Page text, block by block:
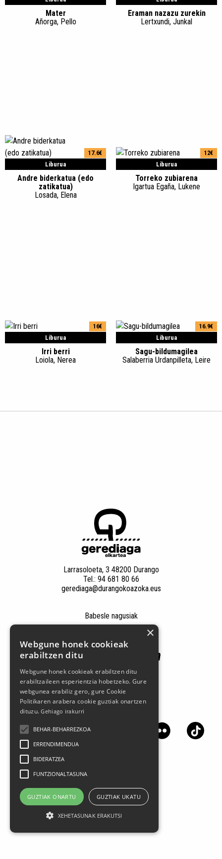
Mater
Añorga, Pello
Eraman nazazu zurekin
Lertxundi, Junkal
Liburua
17.6€
Andre biderkatua (edo
zatikatua)
Losada, Elena
Liburua
12€
Torreko zubiarena
Igartua Egaña, Lukene
Liburua
16€
Irri berri
Loiola, Nerea
Liburua
16.9€
Sagu-bildumagilea
Salaberria Urdanpilleta, Leire
Larrasoloeta, 3 48200 Durango
Tel.: 94 681 80 66
gerediaga@durangokoazoka.eus
Babesle nagusiak
Jarrai gaitzazu sare sozialetan
×
Webgune honek cookieak
erabiltzen ditu
Webgune honek cookieak erabiltzen ditu
erabiltzaileen esperientzia hobetzeko. Gure
webgunea erabiliz gero, gure Cookie
Politikaren arabera cookie guztiak onartzen
dituzu.Gehiago irakurri
BEHAR-BEHARREZKOA
ERRENDIMENDUA
BIDERATZEA
FUNTZIONALTASUNA
GUZTIAK ONARTU GUZTIAK UKATU
XEHETASUNAK ERAKUTSI